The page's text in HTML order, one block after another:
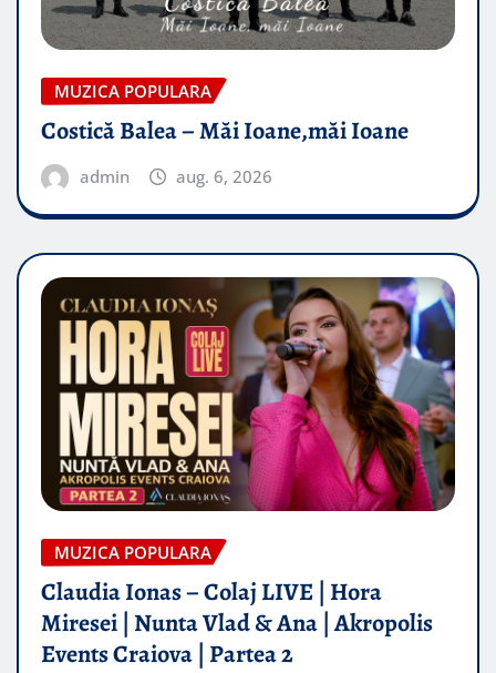
MUZICA POPULARA
Costică Balea – Măi Ioane,măi Ioane
admin aug. 6, 2026
MUZICA POPULARA
Claudia Ionas – Colaj LIVE | Hora
Miresei | Nunta Vlad & Ana | Akropolis
Events Craiova | Partea 2